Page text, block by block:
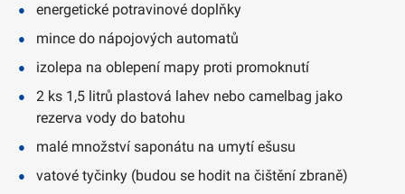
energetické potravinové doplňky
mince do nápojových automatů
izolepa na oblepení mapy proti promoknutí
2 ks 1,5 litrů plastová lahev nebo camelbag jako
rezerva vody do batohu
malé množství saponátu na umytí ešusu
vatové tyčinky (budou se hodit na čištění zbraně)